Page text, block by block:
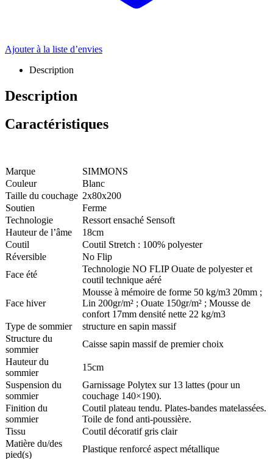
Ajouter à la liste d’envies
Description
Description
Caractéristiques
Marque
SIMMONS
Couleur
Blanc
Taille du couchage 2x80x200
Soutien
Ferme
Technologie
Ressort ensaché Sensoft
Hauteur de l’âme
18cm
Coutil
Coutil Stretch : 100% polyester
Réversible
No Flip
Face été
Technologie NO FLIP Ouate de polyester et
coutil technique aéré
Face hiver
Mousse à mémoire de forme 50 kg/m3 20mm ;
Lin 200gr/m² ; Ouate 150gr/m² ; Mousse de
confort 17mm densité nette 22 kg/m3
Type de sommier
structure en sapin massif
Structure du
sommier
Caisse sapin massif de premier choix
Hauteur du
sommier
15cm
Suspension du
sommier
Garnissage Polytex sur 13 lattes (pour un
couchage 140×190).
Finition du
sommier
Coutil plateau tendu. Plates-bandes matelassées.
Toile de fond anti-poussière.
Tissu
Coutil décoratif gris clair
Matière du/des
pied(s)
Plastique renforcé aspect métallique